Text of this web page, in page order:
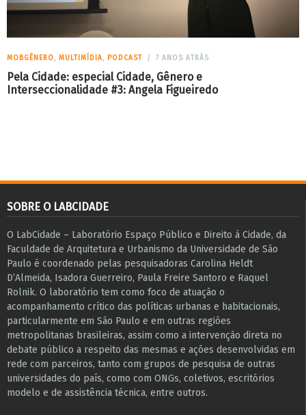
MOBGÊNERO, MULTIMÍDIA, PODCAST 7 ANOS ATRÁS
Pela Cidade: especial Cidade, Gênero e
Interseccionalidade #3: Angela Figueiredo
SOBRE O LABCIDADE
O LabCidade – Laboratório Espaço Público e Direito à Cidade, da
Faculdade de Arquitetura e Urbanismo da Universidade de São
Paulo é coordenado pelas pesquisadoras Carolina Heldt
D’Almeida, Isadora Guerreiro, Paula Freire Santoro e Raquel
Rolnik. O laboratório tem como foco de atuação o
acompanhamento crítico das políticas urbanas e habitacionais,
particularmente em São Paulo e ​em outras regiões
metropolitanas brasileiras, assim como a intervenção direta no
debate público a respeito das mesmas e ações desenvolvidas em
r​e​de com parceiros, tanto com grupos de pesquisa ​de outras
universidades do país, como com ONGs, coletivos, escritórios
modelo e de assistência técnica​, entre outros​.